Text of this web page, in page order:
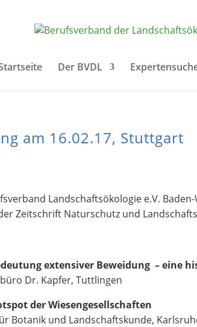
Der BVDL
am 16.02.17, Stuttgart
Landschaftsökologie e.V.
Zeitschrift Naturschutz und
extensiver Beweidung – eine
Dr. Kapfer, Tuttlingen
der Wiesengesellschaften
Botanik und Landschaftskunde,